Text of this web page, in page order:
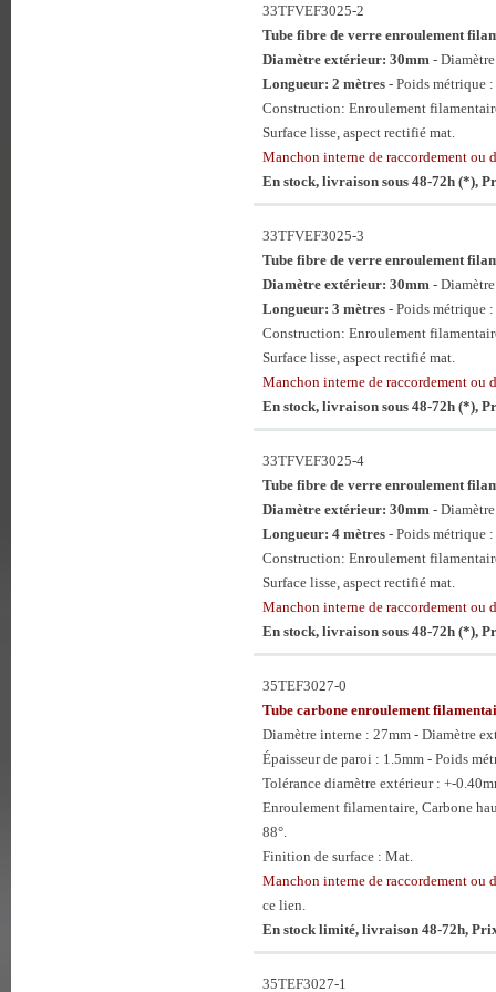
33TFVEF3025-2
Tube fibre de verre enroulement
Diamètre extérieur: 30mm -
Longueur: 2 mètres - Poids métrique :
Construction: Enroulement
Surface lisse, aspect rectifié mat.
Manchon interne de raccordement ou
En stock, livraison sous 48-72h (*),
33TFVEF3025-3
Tube fibre de verre enroulement
Diamètre extérieur: 30mm -
Longueur: 3 mètres - Poids métrique :
Construction: Enroulement
Surface lisse, aspect rectifié mat.
Manchon interne de raccordement ou
En stock, livraison sous 48-72h (*),
33TFVEF3025-4
Tube fibre de verre enroulement
Diamètre extérieur: 30mm -
Longueur: 4 mètres - Poids métrique :
Construction: Enroulement
Surface lisse, aspect rectifié mat.
Manchon interne de raccordement ou
En stock, livraison sous 48-72h (*),
35TEF3027-0
Tube carbone enroulement
Diamètre interne : 27mm - Diamètre
Épaisseur de paroi : 1.5mm - Poids
Tolérance diamètre extérieur : +-
Enroulement filamentaire, Carbone
88°.
Finition de surface : Mat.
Manchon interne de raccordement ou
ce lien.
En stock limité, livraison 48-72h,
35TEF3027-1